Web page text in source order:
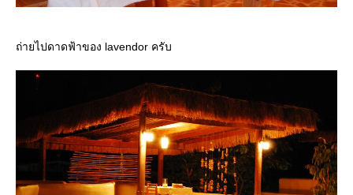
ถ่ายไปดาดฟ้าของ lavendor ครับ